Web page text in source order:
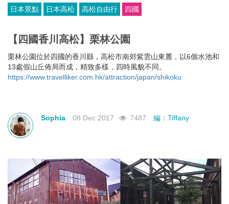
日本景點 日本高松 高松自由行 四國
【四國香川高松】栗林公園
栗林公園位於四國的香川縣，高松市南郊紫雲山東麓，以6個水池和
13處假山丘佈局而成，精致多樣，四時風貌不同。
https://www.travelliker.com.hk/attraction/japan/shikoku
Sophia 08 Dec 2017 7487 編：Tiffany